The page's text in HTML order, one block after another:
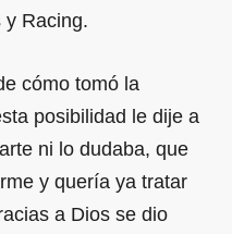
y Racing.
cómo tomó la
posibilidad le dije a
ni lo dudaba, que
y quería ya tratar
a Dios se dio